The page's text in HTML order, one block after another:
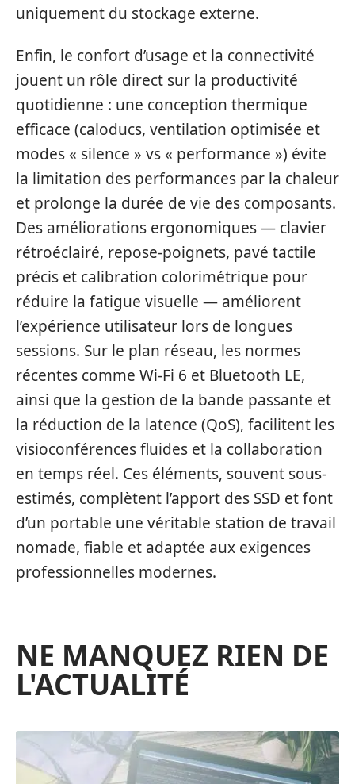
uniquement du stockage externe.
Enfin, le confort d’usage et la connectivité
jouent un rôle direct sur la productivité
quotidienne : une conception thermique
efficace (caloducs, ventilation optimisée et
modes « silence » vs « performance ») évite
la limitation des performances par la chaleur
et prolonge la durée de vie des composants.
Des améliorations ergonomiques — clavier
rétroéclairé, repose-poignets, pavé tactile
précis et calibration colorimétrique pour
réduire la fatigue visuelle — améliorent
l’expérience utilisateur lors de longues
sessions. Sur le plan réseau, les normes
récentes comme Wi‑Fi 6 et Bluetooth LE,
ainsi que la gestion de la bande passante et
la réduction de la latence (QoS), facilitent les
visioconférences fluides et la collaboration
en temps réel. Ces éléments, souvent sous-
estimés, complètent l’apport des SSD et font
d’un portable une véritable station de travail
nomade, fiable et adaptée aux exigences
professionnelles modernes.
NE MANQUEZ RIEN DE
L'ACTUALITÉ